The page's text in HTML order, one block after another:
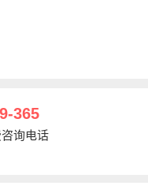
365
询电话